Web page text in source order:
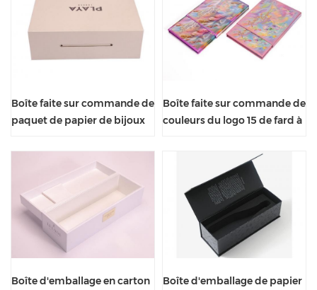
Boîte faite sur commande de
paquet de papier de bijoux
avec le ruban
Boîte faite sur commande de
couleurs du logo 15 de fard à
Boîte d'emballage en carton
Boîte d'emballage de papier